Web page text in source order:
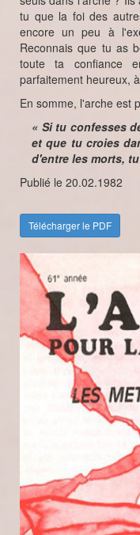
tu que la foi des
encore un peu à
Reconnais que tu as
toute ta confiance
parfaitement heureux,
En somme, l'arche est
« Si tu confesses
et que tu croies
d'entre les morts,
Publié le 20.02.1982
Télécharger le PDF